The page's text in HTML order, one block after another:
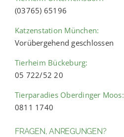
(03765) 65196
Katzenstation München:
Vorübergehend geschlossen
Tierheim Bückeburg:
05 722/52 20
Tierparadies Oberdinger Moos:
0811 1740
FRAGEN, ANREGUNGEN?